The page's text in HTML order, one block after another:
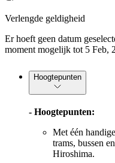
Verlengde geldigheid
Er hoeft geen datum
moment mogelijk tot 5 Feb,
Hoogtepunten
- Hoogtepunten:
Met één
trams, bussen
Hiroshima.